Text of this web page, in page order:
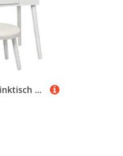
GOPLUS Kinder Schminktisch mit Hocker, 2 in 1 Frisiertisch & Schreibtisch für Kinder, Kosmetiktisch mit Schublade & abnehmbarem Spiegel, für Kinderzimmer & Schlafzimmer, 100x70x34cm (Weiß)